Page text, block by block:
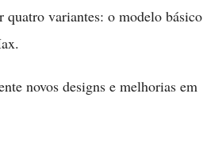
variantes: o modelo básico
novos designs e melhorias em